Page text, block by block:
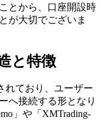
とから、口座開設時
が大切でございま
と特徴
れており、ユーザー
へ接続する形となり
」や「XMTrading-